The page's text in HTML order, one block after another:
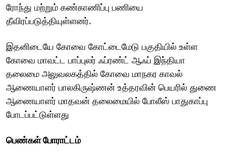
ரோந்து மற்றும் கண்காணிப்பு பணியை
தீவிரப்படுத்தியுள்ளனர்.
இதனிடையே கோவை கோட்டைமேடு பகுதியில் உள்ள
கோவை மாவட்ட பாப்புலர் ஃப்ரண்ட் ஆஃப் இந்தியா
தலைமை அலுவலகத்தில் கோவை மாநகர காவல்
ஆணையாளர் பாலகிருஷ்ணன் உத்தரவின் பெயரில் துணை
ஆணையாளர் மாதவன் தலைமையில் போலீஸ் பாதுகாப்பு
போடப்பட்டுள்ளது
பெண்கள் போராட்டம்